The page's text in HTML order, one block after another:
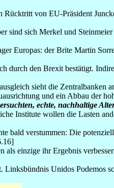
Rücktritt von EU-Präsident
sind sich Merkel und
Europas: der Brite Martin
durch den Brexit bestätigt.
sieht die Zentralbanken
und ein Abbau der
echte, nachhaltige
Institute wollen die Lasten
bald verstummen: Die
als einzige ihr Ergebnis
Linksbündnis Unidos Podemos